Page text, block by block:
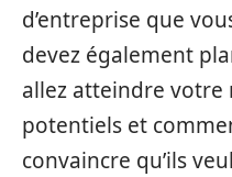
d’entreprise que
devez également
allez atteindre votre
potentiels et
convaincre qu’ils